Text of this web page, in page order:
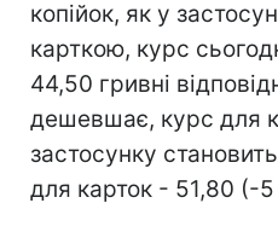
копійок, як у
карткою, курс
44,50 гривні
дешевшає, курс для
застосунку
для карток - 51,80 (-5